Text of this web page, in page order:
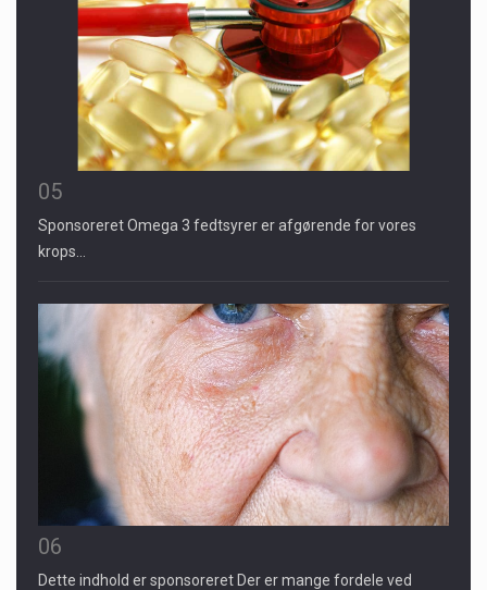
05
Sponsoreret Omega 3 fedtsyrer er afgørende for vores
krops…
06
Dette indhold er sponsoreret Der er mange fordele ved